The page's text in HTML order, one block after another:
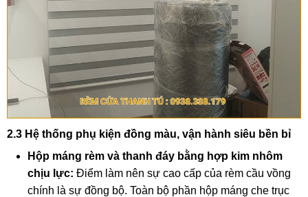
2.3 Hệ thống phụ kiện đồng màu, vận hành siêu bền bỉ
Hộp máng rèm và thanh đáy bằng hợp kim nhôm
chịu lực: Điểm làm nên sự cao cấp của rèm cầu vồng
chính là sự đồng bộ. Toàn bộ phần hộp máng che trục